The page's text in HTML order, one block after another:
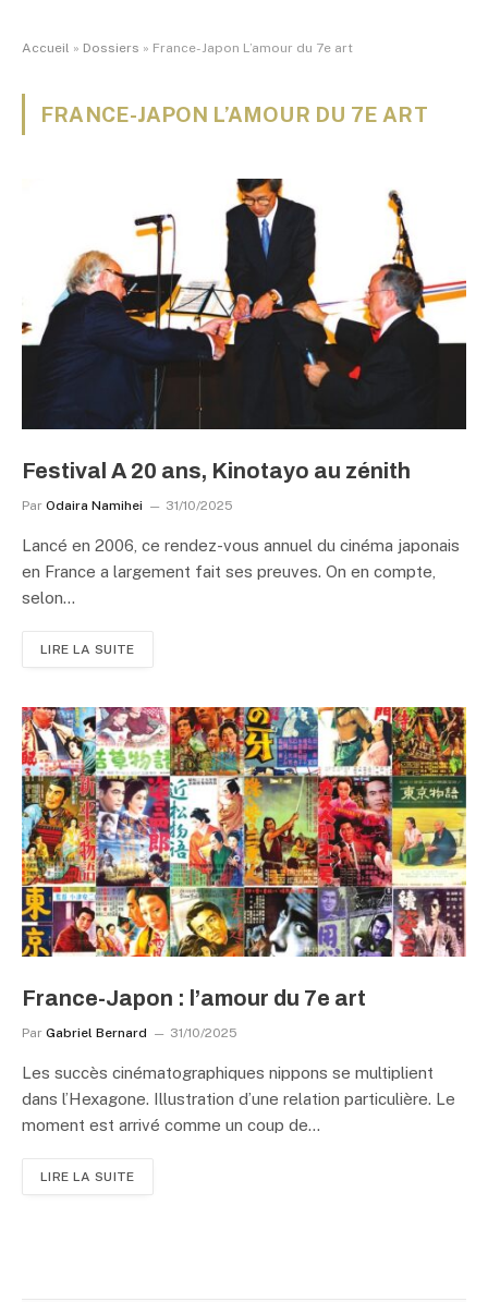
Accueil » Dossiers » France-Japon L’amour du 7e art
FRANCE-JAPON L’AMOUR DU 7E ART
Festival A 20 ans, Kinotayo au zénith
Par Odaira Namihei 31/10/2025
Lancé en 2006, ce rendez-vous annuel du cinéma japonais
en France a largement fait ses preuves. On en compte,
selon…
LIRE LA SUITE
France-Japon : l’amour du 7e art
Par Gabriel Bernard 31/10/2025
Les succès cinématographiques nippons se multiplient
dans l’Hexagone. Illustration d’une relation particulière. Le
moment est arrivé comme un coup de…
LIRE LA SUITE